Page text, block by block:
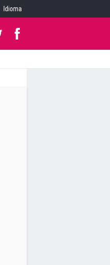
Idioma